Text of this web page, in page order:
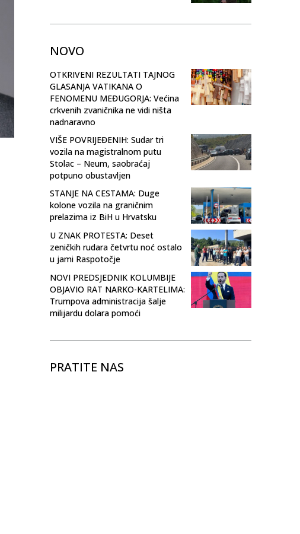
NOVO
OTKRIVENI REZULTATI TAJNOG
GLASANJA VATIKANA O
FENOMENU MEĐUGORJA: Većina
crkvenih zvaničnika ne vidi ništa
nadnaravno
VIŠE POVRIJEĐENIH: Sudar tri
vozila na magistralnom putu
Stolac – Neum, saobraćaj
potpuno obustavljen
STANJE NA CESTAMA: Duge
kolone vozila na graničnim
prelazima iz BiH u Hrvatsku
U ZNAK PROTESTA: Deset
zeničkih rudara četvrtu noć ostalo
u jami Raspotočje
NOVI PREDSJEDNIK KOLUMBIJE
OBJAVIO RAT NARKO-KARTELIMA:
Trumpova administracija šalje
milijardu dolara pomoći
PRATITE NAS